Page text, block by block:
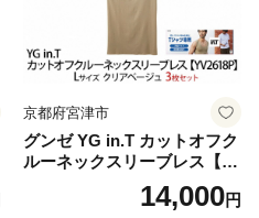
京都府宮津市
グンゼ YG in.T カットオフク
ルーネックスリーブレス【Y
V2618P】Lサイズ クリアベ
ージュ3枚セット [№5716-04
14,000円